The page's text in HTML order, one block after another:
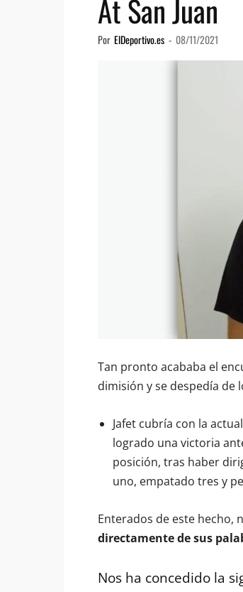
At San Juan
Por ElDeportivo.es - 08/11/2021
Tan pronto acababa el
dimisión y se despedía de
Jafet cubría con la
logrado una victoria
posición, tras haber
uno, empatado tres y
Enterados de este hecho,
directamente de sus
Nos ha concedido la